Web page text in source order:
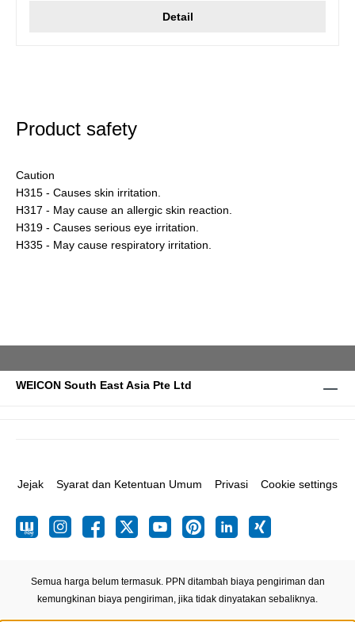
Detail
Product safety
Caution
H315 - Causes skin irritation.
H317 - May cause an allergic skin reaction.
H319 - Causes serious eye irritation.
H335 - May cause respiratory irritation.
WEICON South East Asia Pte Ltd
Jejak Syarat dan Ketentuan Umum Privasi Cookie settings
Semua harga belum termasuk. PPN ditambah biaya pengiriman dan
kemungkinan biaya pengiriman, jika tidak dinyatakan sebaliknya.